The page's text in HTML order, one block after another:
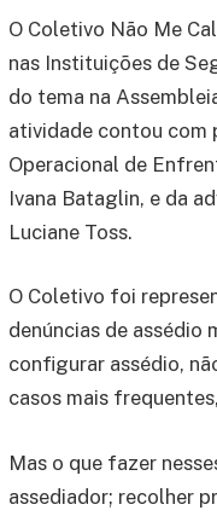
O Coletivo Não Me
nas Instituições de
do tema na
atividade contou com
Operacional de
Ivana Bataglin, e da
Luciane Toss.
O Coletivo foi
denúncias de assédio
configurar assédio,
casos mais
Mas o que fazer
assediador; recolher